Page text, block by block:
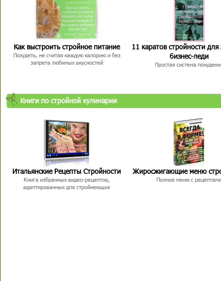
Как выстроить стройное питание
Похудеть, не считая каждую калорию и без
запрета любимых вкусностей
11 каратов стройности для
бизнес-леди
Простая система
Книги по стройной кулинарии
Итальянские Рецепты Стройности
Книга избранных видео-рецептов,
адаптированных для стройнеющих
Жиросжигающие меню
Полное меню с рецептами